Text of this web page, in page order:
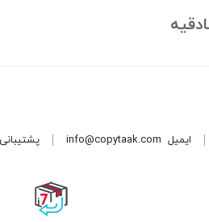
ایمیل info@copytaak.com پشتیبانی ( 10